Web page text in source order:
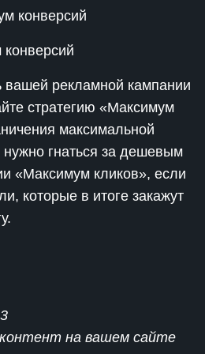
конверсий
вашей рекламной кампании
стратегию «Максимум
максимальной
нужно гнаться за дешевым
«Максимум кликов», если
которые в итоге закажут
на вашем сайте